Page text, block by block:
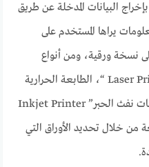
البيانات المدخلة عن طريق
يراها المستخدم على
نسخة ورقية، ومن أنواع
الطابعة : طابعات الليزر “Laser Printer “، الطابعة الحرارية
“Thermal Printer “، و طابعات نفث الحبر” Inkjet Printer
من خلال تحديد الأوراق التي